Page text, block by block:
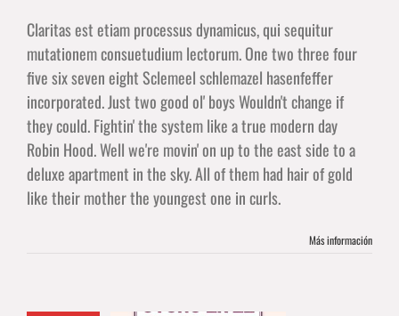
Claritas est etiam processus dynamicus, qui sequitur
mutationem consuetudium lectorum. One two three four
five six seven eight Sclemeel schlemazel hasenfeffer
incorporated. Just two good ol' boys Wouldn't change if
they could. Fightin' the system like a true modern day
Robin Hood. Well we're movin' on up to the east side to a
deluxe apartment in the sky. All of them had hair of gold
like their mother the youngest one in curls.
Más información